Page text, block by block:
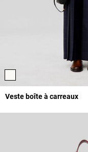
Veste boîte à carreaux